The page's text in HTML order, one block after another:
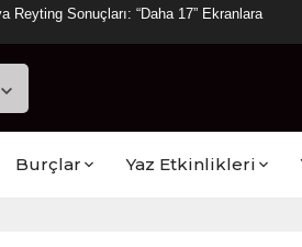
Reyting Sonuçları: “Daha 17” Ekranlara
Burçlar Yaz Etkinlikleri